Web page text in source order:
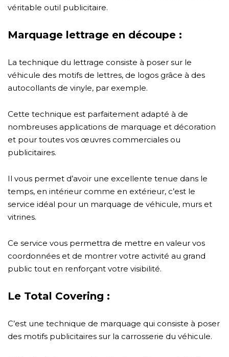
véritable outil publicitaire.
Marquage lettrage en découpe :
La technique du lettrage consiste à poser sur le
véhicule des motifs de lettres, de logos grâce à des
autocollants de vinyle, par exemple.
Cette technique est parfaitement adapté à de
nombreuses applications de marquage et décoration
et pour toutes vos œuvres commerciales ou
publicitaires.
Il vous permet d’avoir une excellente tenue dans le
temps, en intérieur comme en extérieur, c’est le
service idéal pour un marquage de véhicule, murs et
vitrines.
Ce service vous permettra de mettre en valeur vos
coordonnées et de montrer votre activité au grand
public tout en renforçant votre visibilité.
Le Total Covering :
C’est une technique de marquage qui consiste à poser
des motifs publicitaires sur la carrosserie du véhicule.